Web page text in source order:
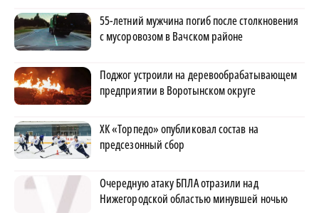
55-летний мужчина погиб после столкновения
с мусоровозом в Вачском районе
Поджог устроили на деревообрабатывающем
предприятии в Воротынском округе
ХК «Торпедо» опубликовал состав на
предсезонный сбор
Очередную атаку БПЛА отразили над
Нижегородской областью минувшей ночью